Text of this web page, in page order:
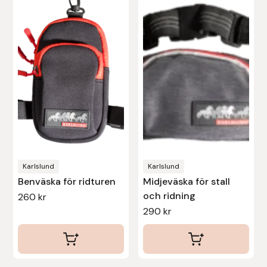
Karlslund
Benväska för ridturen
260kr
Karlslund
Midjeväska för stall
och ridning
290 kr
Leovet
Lippo
Lysi Ehf
Metalab
Mountain Horse